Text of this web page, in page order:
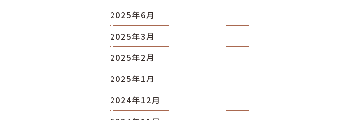
2025年6月
2025年3月
2025年2月
2025年1月
2024年12月